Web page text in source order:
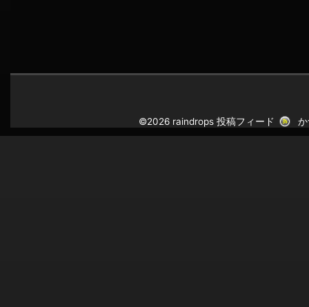
©2026 raindrops投稿フィード